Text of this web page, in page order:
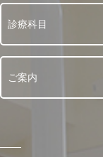
診療科目
ご案内